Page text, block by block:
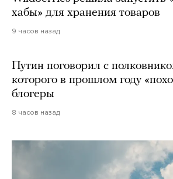
хабы» для хранения товаров
9 часов назад
Путин поговорил с
которого в прошлом году
блогеры
8 часов назад